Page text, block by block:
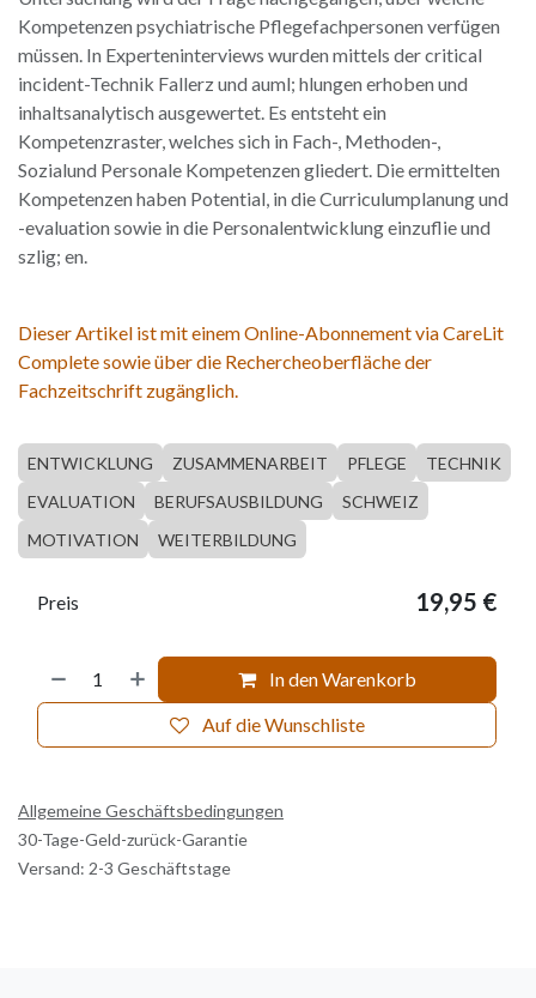
Kompetenzen psychiatrische Pflegefachpersonen verfügen
müssen. In Experteninterviews wurden mittels der critical
incident-Technik Fallerz und auml; hlungen erhoben und
inhaltsanalytisch ausgewertet. Es entsteht ein
Kompetenzraster, welches sich in Fach-, Methoden-,
Sozialund Personale Kompetenzen gliedert. Die ermittelten
Kompetenzen haben Potential, in die Curriculumplanung und
-evaluation sowie in die Personalentwicklung einzuflie und
szlig; en.
Dieser Artikel ist mit einem Online-Abonnement via CareLit
Complete sowie über die Rechercheoberfläche der
Fachzeitschrift zugänglich.
ENTWICKLUNG ZUSAMMENARBEIT PFLEGE
TECHNIK
EVALUATION
BERUFSAUSBILDUNG
SCHWEIZ
MOTIVATION
WEITERBILDUNG
In den Warenkorb
Auf die Wunschliste
Preis 19,95 €
Allgemeine Geschäftsbedingungen
30-Tage-Geld-zurück-Garantie
Versand: 2-3 Geschäftstage